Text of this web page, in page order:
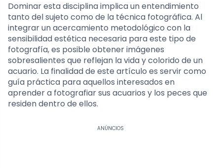
Dominar esta disciplina implica un entendimiento
tanto del sujeto como de la técnica fotográfica. Al
integrar un acercamiento metodológico con la
sensibilidad estética necesaria para este tipo de
fotografía, es posible obtener imágenes
sobresalientes que reflejan la vida y colorido de un
acuario. La finalidad de este artículo es servir como
guía práctica para aquellos interesados en
aprender a fotografiar sus acuarios y los peces que
residen dentro de ellos.
ANÚNCIOS